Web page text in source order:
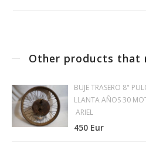
Other products that
BUJE TRASERO 8"
LLANTA AÑOS 30
ARIEL
450 Eur